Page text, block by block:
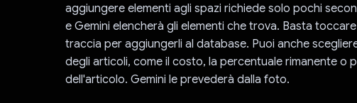
aggiungere elementi agli spazi richiede solo pochi
e Gemini elencherà gli elementi che trova. Basta
traccia per aggiungerli al database. Puoi anche
degli articoli, come il costo, la percentuale rimanente o
dell'articolo. Gemini le prevederà dalla foto.